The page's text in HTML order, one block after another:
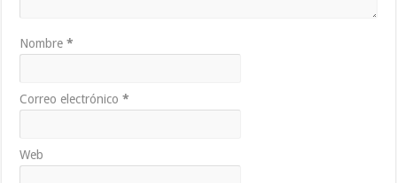
Nombre*
Correo electrónico*
Web